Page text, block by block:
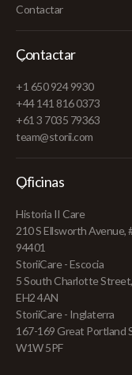
Contactar
Contactar
+1 650 924 9930
+44 141 816 0373
+61 3 7035 79363
team@storii.com
Oficinas
Historia II Care
210 S Ellsworth Avenue,
94401
StoriiCare - Escocia
5 South Charlotte
EH2 4AN
StoriiCare - Inglaterra
167-169 Great Portland
W1W 5PF